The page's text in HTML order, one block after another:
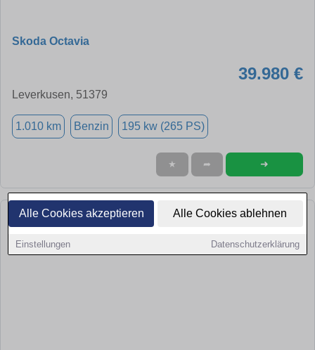
Alle Cookies akzeptieren Alle Cookies ablehnen
Einstellungen Datenschutzerklärung
Skoda Octavia
39.980 €
Leverkusen, 51379
1.010 km Benzin 195 kw (265 PS)
★ ➦ ➜